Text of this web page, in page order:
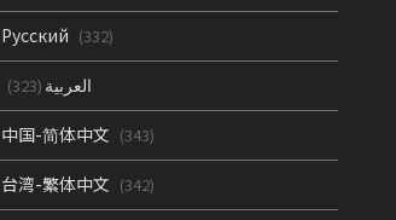
Русский (332)
العربية(323)
中国-简体中文 (343)
台湾-繁体中文 (342)